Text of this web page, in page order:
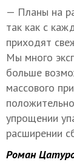
— Планы на
так как с
приходят
Мы много
больше
массового
упрощении
расширении
Роман